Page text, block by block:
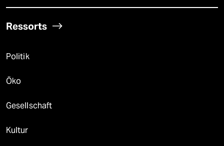
Ressorts
Politik
Öko
Gesellschaft
Kultur